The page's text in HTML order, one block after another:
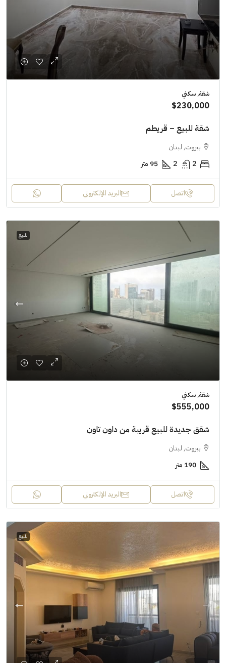
شقة, سكني
$230,000
شقة للبيع – قريطم
بيروت, لبنان
2
2 95 متر
اتصل البريد الإلكتروني
للبيع
شقة, سكني
$555,000
شقق جديدة للبيع قريبة من داون تاون
بيروت, لبنان
190 متر
اتصل البريد الإلكتروني
للبيع